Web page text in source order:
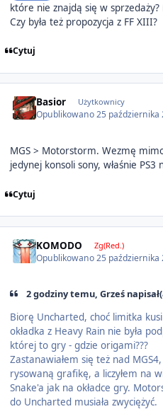
które nie znajdą się w
Czy była też propozycja z FF XIII?
Cytuj
Basior Użytkownicy
Opublikowano25 października
MGS > Motorstorm. Wezmę
jedynej konsoli sony, właśnie PS3
Cytuj
KOMODO Zg(Red.)
Opublikowano25 października
2 godziny temu, Grześ
Biorę Uncharted, choć limitka
okładka z Heavy Rain nie była
której to gry - gdzie origami???
Zastanawiałem się też nad
rysowaną grafikę, a liczyłem na
Snake'a jak na okładce gry.
do Uncharted musiała zwyciężyć.